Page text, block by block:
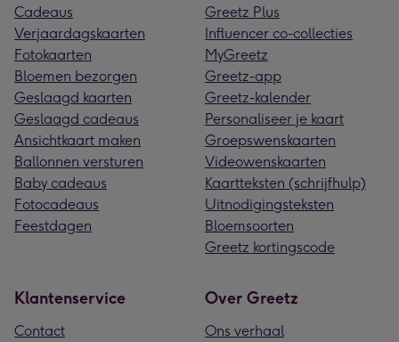
Cadeaus
Verjaardagskaarten
Fotokaarten
Bloemen bezorgen
Geslaagd kaarten
Geslaagd cadeaus
Ansichtkaart maken
Ballonnen versturen
Baby cadeaus
Fotocadeaus
Feestdagen
Greetz Plus
Influencer co-collecties
MyGreetz
Greetz-app
Greetz-kalender
Personaliseer je kaart
Groepswenskaarten
Videowenskaarten
Kaartteksten (schrijfhulp)
Uitnodigingsteksten
Bloemsoorten
Greetz kortingscode
Klantenservice
Contact
Over Greetz
Ons verhaal